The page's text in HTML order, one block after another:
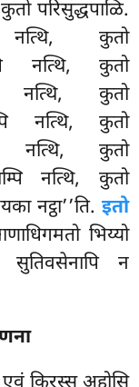
परिसुद्धपाळि.
नत्थि, कुतो
नत्थि, कुतो
नत्थि, कुतो
नत्थि, कुतो
नत्थि, कुतो
नत्थि, कुतो
नट्ठा’’ति. इतो
भिय्यो
सुतिवसेनापि न